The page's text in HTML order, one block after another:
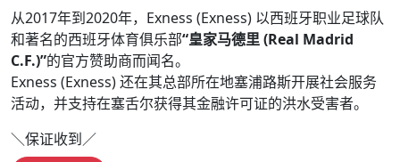
从2017年到2020年，Exness (Exness) 以西班牙职业足球队
和著名的西班牙体育俱乐部“皇家马德里 (Real Madrid
C.F.)”的官方赞助商而闻名。
Exness (Exness) 还在其总部所在地塞浦路斯开展社会服务
活动，并支持在塞舌尔获得其金融许可证的洪水受害者。
＼保证收到／